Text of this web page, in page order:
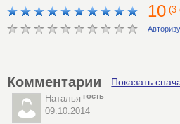
10 (3
Комментарии Показать
Наталья гость
09.10.2014